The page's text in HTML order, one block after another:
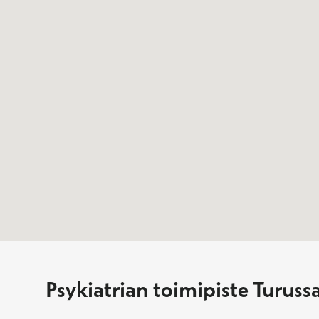
Psykiatrian toimipiste